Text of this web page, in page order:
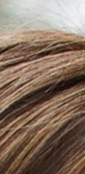
propojuje
bezpečné
zkušenosti
mohou
reálných
Co může
jen předáváním